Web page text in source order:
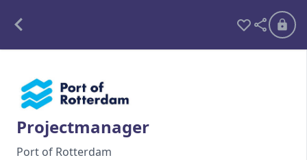
Freelance
Detachering
Projectmanager
Port of Rotterdam